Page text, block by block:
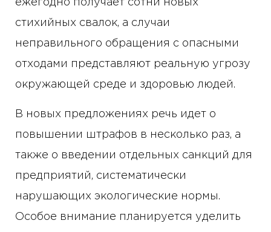
ежегодно получает сотни новых
стихийных свалок, а случаи
неправильного обращения с опасными
отходами представляют реальную угрозу
окружающей среде и здоровью людей.
В новых предложениях речь идет о
повышении штрафов в несколько раз, а
также о введении отдельных санкций для
предприятий, систематически
нарушающих экологические нормы.
Особое внимание планируется уделить